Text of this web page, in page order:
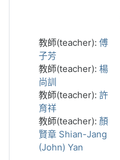
教師(teacher): 傅
子芳
教師(teacher): 楊
尚訓
教師(teacher): 許
育祥
教師(teacher): 顏
賢章 Shian-Jang
(John) Yan